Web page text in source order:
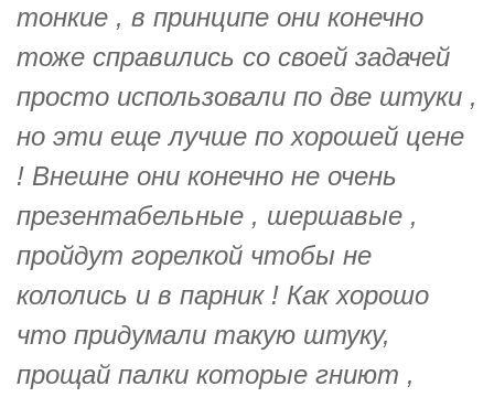
тонкие , в принципе они конечно
тоже справились со своей задачей
просто использовали по две штуки ,
но эти еще лучше по хорошей цене
! Внешне они конечно не очень
презентабельные , шершавые ,
пройдут горелкой чтобы не
кололись и в парник ! Как хорошо
что придумали такую штуку,
прощай палки которые гниют ,